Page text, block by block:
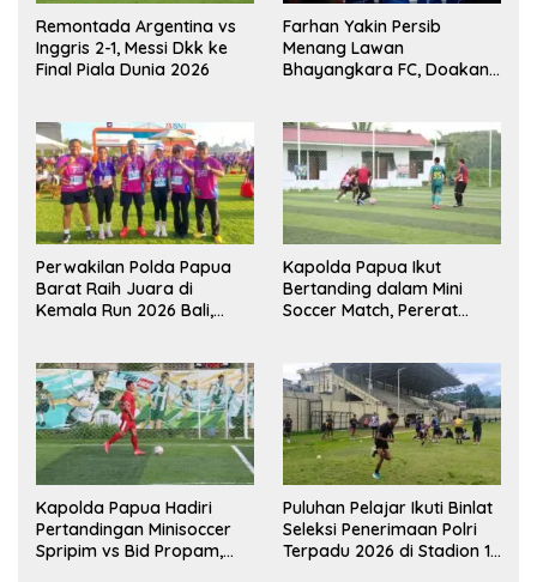
Remontada Argentina vs
Inggris 2-1, Messi Dkk ke
Final Piala Dunia 2026
Farhan Yakin Persib
Menang Lawan
Bhayangkara FC, Doakan
Perwakilan Polda Papua
Barat Raih Juara di
Kemala Run 2026 Bali,
Kapolda Papua Ikut
Bertanding dalam Mini
Soccer Match, Pererat
Kapolda Papua Hadiri
Pertandingan Minisoccer
Spripim vs Bid Propam,
Puluhan Pelajar Ikuti Binlat
Seleksi Penerimaan Polri
Terpadu 2026 di Stadion 16